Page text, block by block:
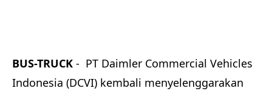
BUS-TRUCK - PT Daimler Commercial Vehicles
Indonesia (DCVI) kembali menyelenggarakan